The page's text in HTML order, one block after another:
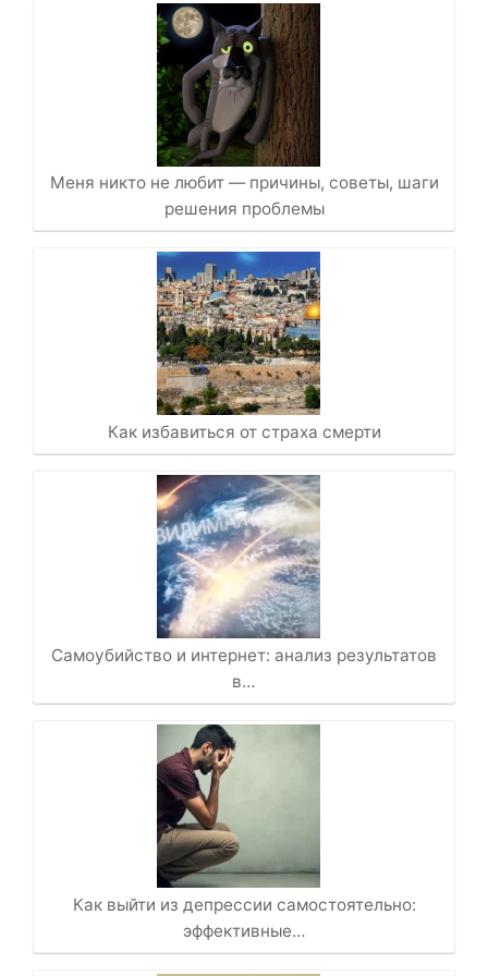
Меня никто не любит — причины, советы, шаги
решения проблемы
Как избавиться от страха смерти
Самоубийство и интернет: анализ результатов
в…
Как выйти из депрессии самостоятельно:
эффективные…